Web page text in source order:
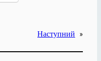
Наступний »